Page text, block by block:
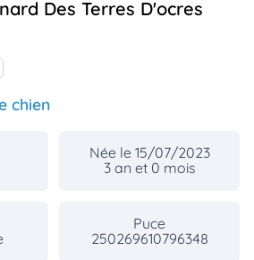
Des Terres D'ocres
chien
Née le 15/07/2023
3 an et 0 mois
Puce
250269610796348